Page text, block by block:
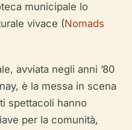
municipale lo
vivace (Nomads
avviata negli anni ’80
è la messa in scena
spettacoli hanno
per la comunità,